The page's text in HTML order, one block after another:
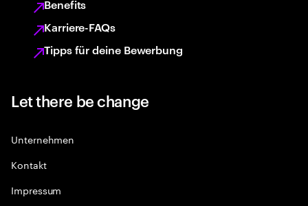
Benefits
Karriere-FAQs
Tipps für deine Bewerbung
Let there be change
Unternehmen
Kontakt
Impressum